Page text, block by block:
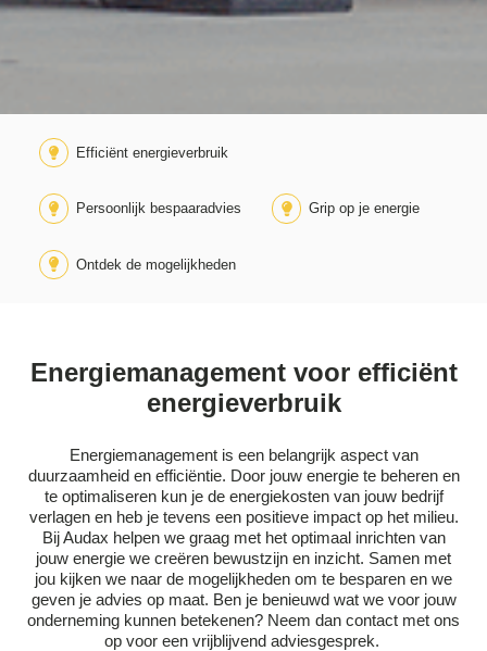
Efficiënt energieverbruik
Persoonlijk bespaaradvies Grip op je energie
Ontdek de mogelijkheden
Energiemanagement voor efficiënt
energieverbruik
Energiemanagement is een belangrijk aspect van
duurzaamheid en efficiëntie. Door jouw energie te beheren en
te optimaliseren kun je de energiekosten van jouw bedrijf
verlagen en heb je tevens een positieve impact op het milieu.
Bij Audax helpen we graag met het optimaal inrichten van
jouw energie we creëren bewustzijn en inzicht. Samen met
jou kijken we naar de mogelijkheden om te besparen en we
geven je advies op maat. Ben je benieuwd wat we voor jouw
onderneming kunnen betekenen? Neem dan contact met ons
op voor een vrijblijvend adviesgesprek.